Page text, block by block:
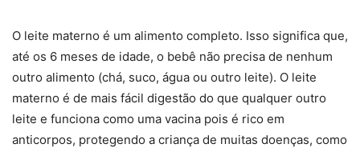
O leite materno é um alimento completo. Isso significa que,
até os 6 meses de idade, o bebê não precisa de nenhum
outro alimento (chá, suco, água ou outro leite). O leite
materno é de mais fácil digestão do que qualquer outro
leite e funciona como uma vacina pois é rico em
anticorpos, protegendo a criança de muitas doenças, como